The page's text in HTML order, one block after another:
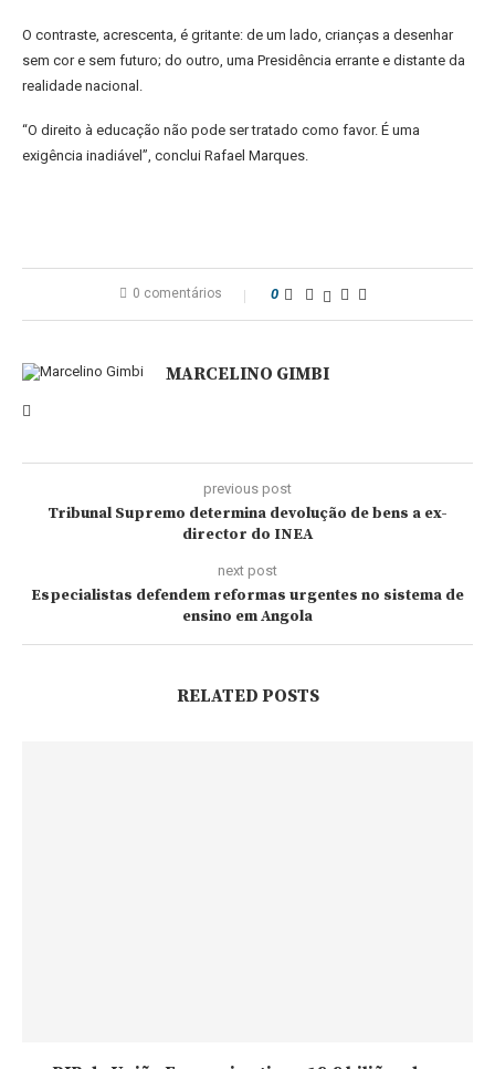
O contraste, acrescenta, é gritante: de um lado, crianças a desenhar
sem cor e sem futuro; do outro, uma Presidência errante e distante da
realidade nacional.
“O direito à educação não pode ser tratado como favor. É uma
exigência inadiável”, conclui Rafael Marques.
0 comentários 0
MARCELINO GIMBI
previous post
Tribunal Supremo determina devolução de bens a ex-
director do INEA
next post
Especialistas defendem reformas urgentes no sistema de
ensino em Angola
RELATED POSTS